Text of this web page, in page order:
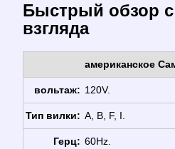
Быстрый обзор с
взгляда
американское
вольтаж: 120V.
Тип вилки: A, B, F, I.
Герц: 60Hz.